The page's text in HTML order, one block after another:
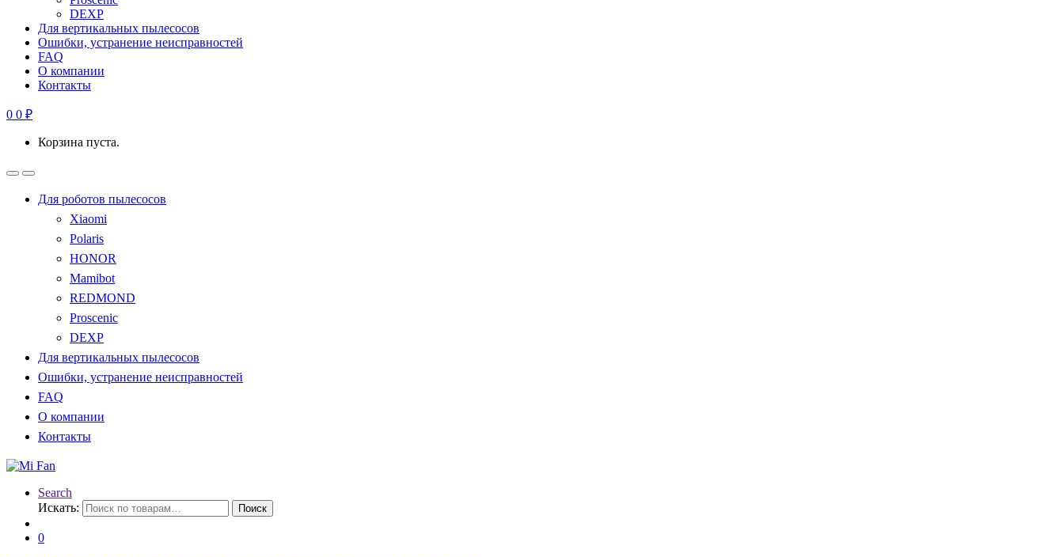
DEXP
Для вертикальных пылесосов
Ошибки, устранение неисправностей
FAQ
О компании
Контакты
0 0 ₽
Корзина пуста.
Для роботов пылесосов
Xiaomi
Polaris
HONOR
Mamibot
REDMOND
Proscenic
DEXP
Для вертикальных пылесосов
Ошибки, устранение неисправностей
FAQ
О компании
Контакты
Search
Искать:
Поиск
0